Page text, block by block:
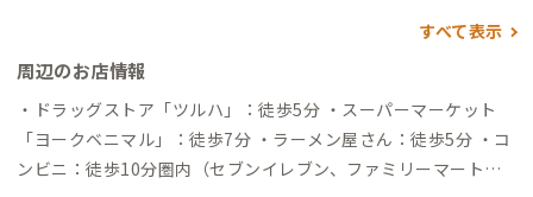
タカーやニッポンレンタカーなど、レンタカー会社が各社ありま
す。お車での移動を検討されている方は参考にしてください。
すべて表示
周辺のお店情報
・ドラッグストア「ツルハ」：徒歩5分 ・スーパーマーケット
「ヨークベニマル」：徒歩7分 ・ラーメン屋さん：徒歩5分 ・コ
ンビニ：徒歩10分圏内（セブンイレブン、ファミリーマート、